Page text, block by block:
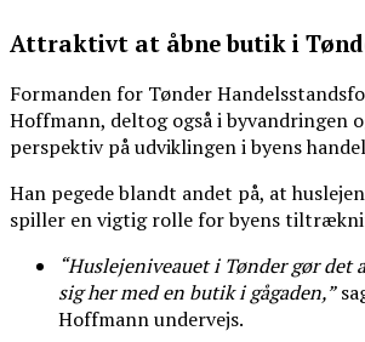
Attraktivt at åbne butik i
Formanden for Tønder
Hoffmann, deltog også i byvandringen
perspektiv på udviklingen i byens
Han pegede blandt andet på, at
spiller en vigtig rolle for byens
“Huslejeniveauet i Tønder gør det
sig her med en butik i gågaden,”
Hoffmann undervejs.